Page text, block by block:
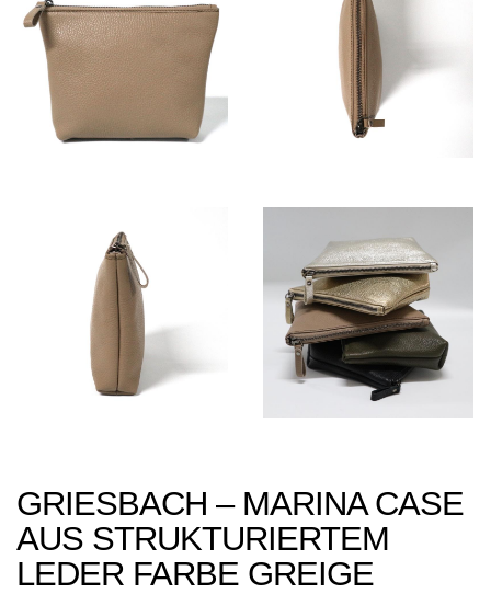
GRIESBACH – MARINA CASE
AUS STRUKTURIERTEM
LEDER FARBE GREIGE